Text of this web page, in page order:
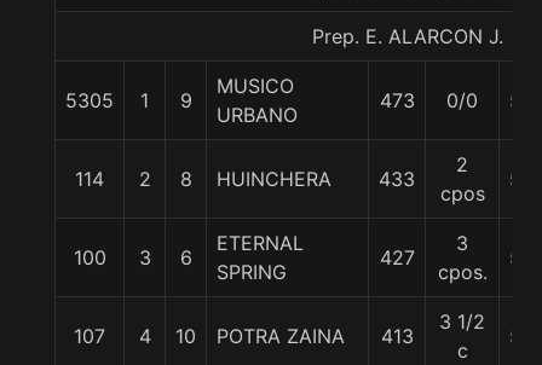
Prep. E. ALARCON J.
5305 1 9
MUSICO
URBANO
473 0/0 56
114 2 8 HUINCHERA 433
2
cpos
55
100 3 6
ETERNAL
SPRING
427
3
cpos.
55
107 4 10 POTRA ZAINA 413
3 1/2
c
56